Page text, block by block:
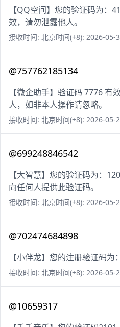
【QQ空间】您的验证码为：
效，请勿泄露他人。
接收时间: 北京时间(+8): 2026-05-
@757762185134
【微企助手】验证码 7776 有
人，如非本人操作请忽略。
接收时间: 北京时间(+8): 2026-05-
@699248846542
【大智慧】您的验证码为：
向任何人提供此验证码。
接收时间: 北京时间(+8): 2026-05-
@702474684898
【小伴龙】您的注册验证码为
接收时间: 北京时间(+8): 2026-05-
@10659317